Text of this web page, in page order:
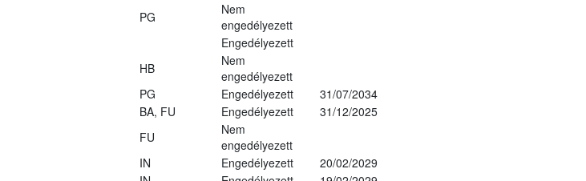
PG
Nem
engedélyezett
Engedélyezett
HB
Nem
engedélyezett
PG Engedélyezett
31/07/2034
BA, FU Engedélyezett
31/12/2025
FU
Nem
engedélyezett
IN Engedélyezett
20/02/2029